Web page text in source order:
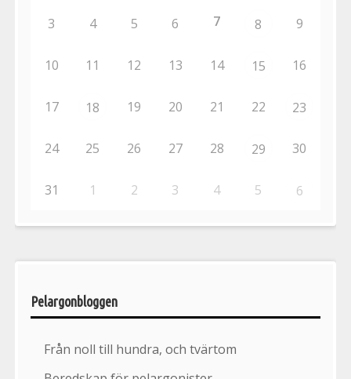
3 4 5 6 7 8 9
10 11 12 13 14 15 16
17 18 19 20 21 22 23
24 25 26 27 28 29 30
31 1 2 3 4 5 6
Pelargonbloggen
Från noll till hundra, och tvärtom